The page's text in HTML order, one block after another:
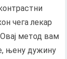
чега лекар
метод вам
њену дужину